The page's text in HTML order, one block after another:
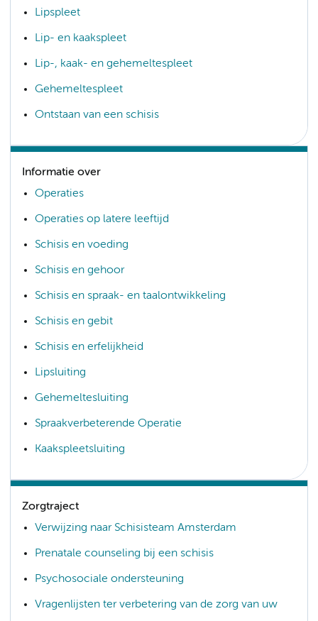
Lipspleet
Lip- en kaakspleet
Lip-, kaak- en gehemeltespleet
Gehemeltespleet
Ontstaan van een schisis
Informatie over
Operaties
Operaties op latere leeftijd
Schisis en voeding
Schisis en gehoor
Schisis en spraak- en taalontwikkeling
Schisis en gebit
Schisis en erfelijkheid
Lipsluiting
Gehemeltesluiting
Spraakverbeterende Operatie
Kaakspleetsluiting
Zorgtraject
Verwijzing naar Schisisteam Amsterdam
Prenatale counseling bij een schisis
Psychosociale ondersteuning
Vragenlijsten ter verbetering van de zorg van uw